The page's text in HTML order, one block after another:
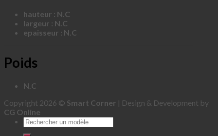
hauteur : N.C
largeur : N.C
epaisseur : N.C
Poids
N.C
Copyright 2026 © Smart Corner | Design & Development by
CG Online